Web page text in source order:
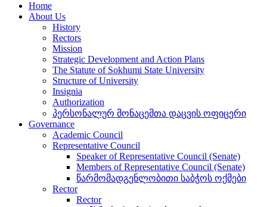
Home
About Us
History
Rectors
Mission
Strategic Development and Action Plans
The Statute of Sokhumi State University
Structure of University
Insignia
Authorization
პერსონალურ მონაცემთა დაცვის ოფიცერი
Governance
Academic Council
Representative Council
Speaker of Representative Council (Senate)
Members of Representative Council (Senate)
წარმომადგენლობითი საბჭოს ოქმები
Rector
Rector